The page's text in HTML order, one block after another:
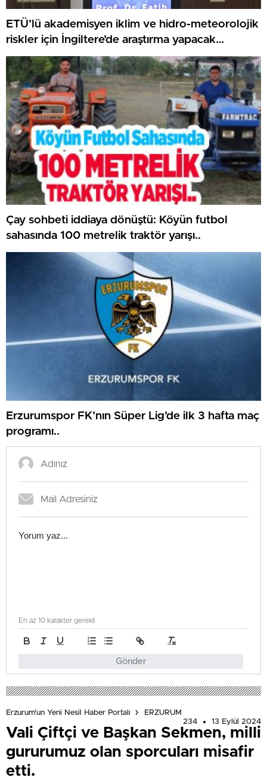
ETÜ’lü akademisyen iklim ve hidro-meteorolojik
riskler için İngiltere’de araştırma yapacak…
Çay sohbeti iddiaya dönüştü: Köyün futbol
sahasında 100 metrelik traktör yarışı..
Erzurumspor FK’nın Süper Lig’de ilk 3 hafta maç
programı..
Gönder
En az 10 karakter gerekli
Erzurum'un Yeni Nesil Haber Portalı
ERZURUM
234
13 Eylül 2024
Vali Çiftçi ve Başkan Sekmen, milli
gururumuz olan sporcuları misafir
etti.